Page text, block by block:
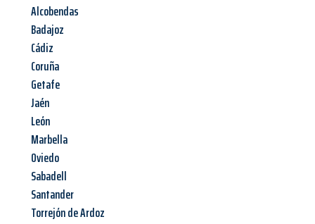
Alcobendas
Badajoz
Cádiz
Coruña
Getafe
Jaén
León
Marbella
Oviedo
Sabadell
Santander
Torrejón de Ardoz